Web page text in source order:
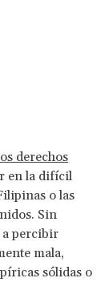
derechos
en la difícil
o las
Sin
a percibir
mala,
sólidas o